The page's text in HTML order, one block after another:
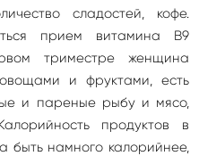
сладостей, кофе.
прием витамина В9
триместре женщина
и фруктами, есть
и пареные рыбу и мясо,
продуктов в
быть намного калорийнее,